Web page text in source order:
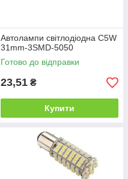
Автолампи світлодіодна C5W
31mm-3SMD-5050
Готово до відправки
23,51 ₴
Купити